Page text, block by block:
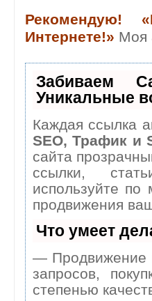
Рекомендую!
Интернете!» Моя
Забиваем
Уникальные
Каждая ссылка
SEO, Трафик и
сайта
ссылки,
используйте по
продвижения
Что умеет
— Продвижение
запросов,
степенью